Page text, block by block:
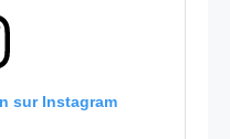
sur Instagram